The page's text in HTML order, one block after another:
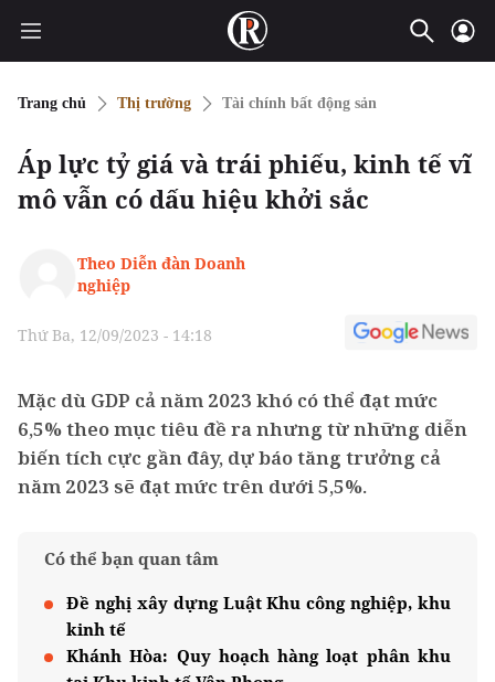
Trang chủ Thị trường Tài chính bất động sản
Áp lực tỷ giá và trái phiếu, kinh tế vĩ
mô vẫn có dấu hiệu khởi sắc
Theo Diễn đàn Doanh
nghiệp
Thứ Ba, 12/09/2023 - 14:18
Mặc dù GDP cả năm 2023 khó có thể đạt mức
6,5% theo mục tiêu đề ra nhưng từ những diễn
biến tích cực gần đây, dự báo tăng trưởng cả
năm 2023 sẽ đạt mức trên dưới 5,5%.
Có thể bạn quan tâm
Đề nghị xây dựng Luật Khu công nghiệp, khu
kinh tế
Khánh Hòa: Quy hoạch hàng loạt phân khu